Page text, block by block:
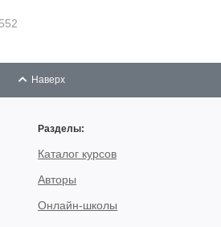
552
Наверх
Разделы:
Каталог курсов
Авторы
Онлайн-школы